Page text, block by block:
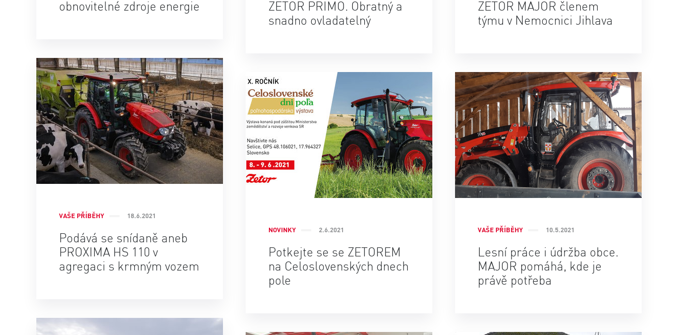
obnovitelné zdroje energie
ZETOR PRIMO. Obratný a
snadno ovladatelný
ZETOR MAJOR členem
týmu v Nemocnici Jihlava
VAŠE PŘÍBĚHY 18.6.2021
Podává se snídaně aneb
PROXIMA HS 110 v
agregaci s krmným vozem
NOVINKY 2.6.2021
Potkejte se se ZETOREM
na Celoslovenských dnech
pole
VAŠE PŘÍBĚHY 10.5.2021
Lesní práce i údržba obce.
MAJOR pomáhá, kde je
právě potřeba